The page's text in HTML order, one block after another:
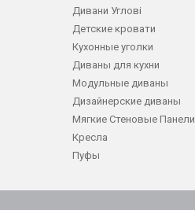
Дивани Углові
Детские кровати
Кухонные уголки
Диваны для кухни
Модульные диваны
Дизайнерские диваны
Мягкие Стеновые Панели
Кресла
Пуфы